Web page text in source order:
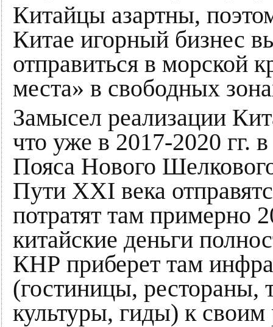
Китайцы азартны,
Китае игорный бизнес
отправиться в морской
места» в свободных
Замысел реализации
что уже в 2017-2020 гг.
Пояса Нового
Пути ХХI века
потратят там примерно
китайские деньги
КНР приберет там
(гостиницы, рестораны,
культуры, гиды) к своим